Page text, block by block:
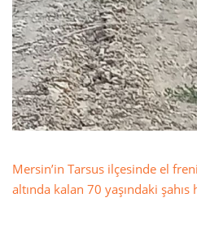
Mersin’in Tarsus ilçesinde el
altında kalan 70 yaşındaki şahıs